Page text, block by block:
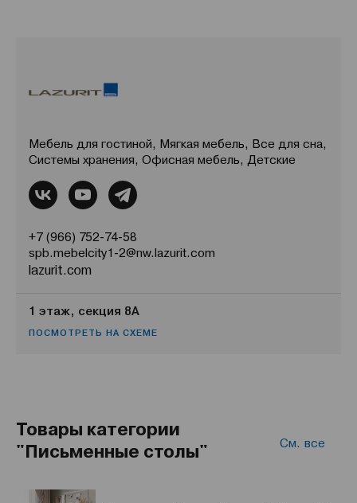
Мебель для гостиной, Мягкая мебель, Все для сна,
Системы хранения, Офисная мебель, Детские
+7 (966) 752-74-58
spb.mebelcity1-2@nw.lazurit.com
lazurit.com
1 этаж, секция 8А
ПОСМОТРЕТЬ НА СХЕМЕ
Товары категории
"Письменные столы"
См. все